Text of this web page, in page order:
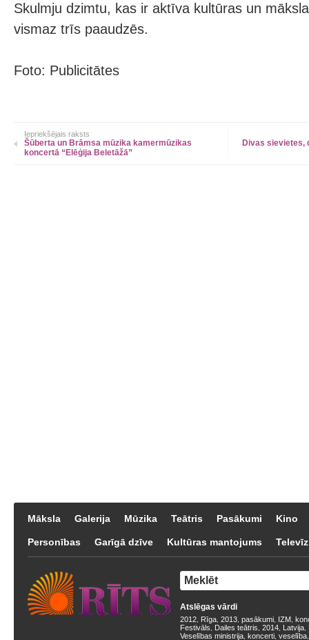
Skulmju dzimtu, kas ir aktīva kultūras un
vismaz trīs paaudzēs.
Foto: Publicitātes
Iepriekšējais raksts
Šūberta un Brāmsa mūzika kamermūzikas
koncertā “Elēģija Beletāžā”
Divas sievietes,
Māksla Galerija Mūzika Teātris Pasākumi Kino
Personības Garīgā dzīve Kultūras mantojums
Atslēgas vārdi
2012 Rīga 2013 pasākumi IZM
Festivāls
Dailes teātris 2014 Latvija
Veselības ministrija koncerti veselība